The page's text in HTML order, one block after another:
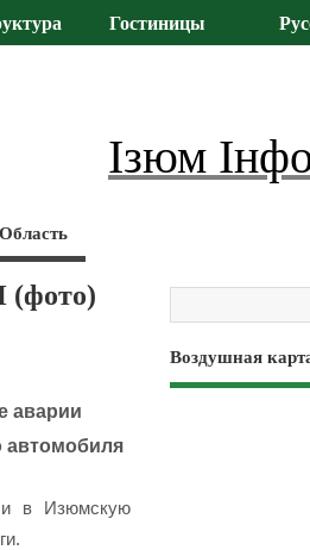
Гостиницы
Ізюм
Область
(фото)
аварии
автомобиля
в Изюмскую
Воздушная